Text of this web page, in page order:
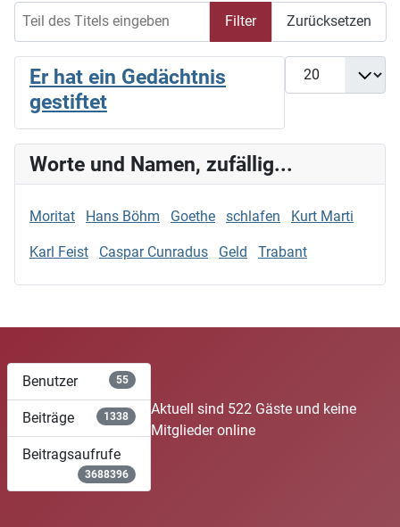
Filter Zurücksetzen
Anzeige #
Er hat ein Gedächtnis
gestiftet
Worte und Namen, zufällig...
Moritat Hans Böhm Goethe schlafen Kurt Marti
Karl Feist Caspar Cunradus Geld Trabant
Benutzer 55
Beiträge 1338
Beitragsaufrufe
3688396
Aktuell sind 522 Gäste und keine
Mitglieder online